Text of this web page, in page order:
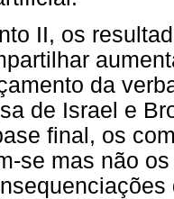
II, os
da
de Israel e
final, os
se mas não